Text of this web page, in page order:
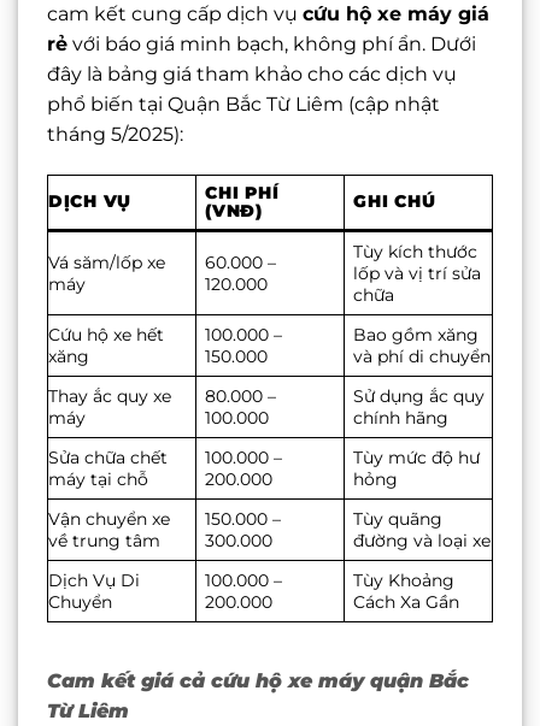
cam kết cung cấp dịch vụ cứu hộ xe máy giá
rẻ với báo giá minh bạch, không phí ẩn. Dưới
đây là bảng giá tham khảo cho các dịch vụ
phổ biến tại Quận Bắc Từ Liêm (cập nhật
tháng 5/2025):
DỊCH VỤ
CHI PHÍ
(VNĐ)
GHI CHÚ
Vá săm/lốp xe
máy
60.000 –
120.000
Tùy kích thước
lốp và vị trí sửa
chữa
Cứu hộ xe hết
xăng
100.000 –
150.000
Bao gồm xăng
và phí di chuyển
Thay ắc quy xe
máy
80.000 –
100.000
Sử dụng ắc quy
chính hãng
Sửa chữa chết
máy tại chỗ
100.000 –
200.000
Tùy mức độ hư
hỏng
Vận chuyển xe
về trung tâm
150.000 –
300.000
Tùy quãng
đường và loại xe
Dịch Vụ Di
Chuyển
100.000 –
200.000
Tùy Khoảng
Cách Xa Gần
Cam kết giá cả cứu hộ xe máy quận Bắc
Từ Liêm